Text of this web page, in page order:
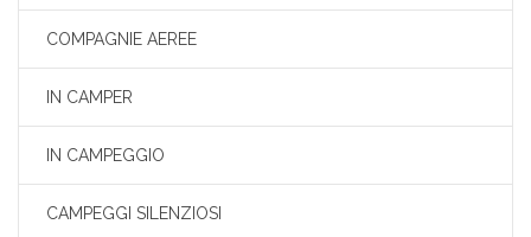
COMPAGNIE AEREE
IN CAMPER
IN CAMPEGGIO
CAMPEGGI SILENZIOSI